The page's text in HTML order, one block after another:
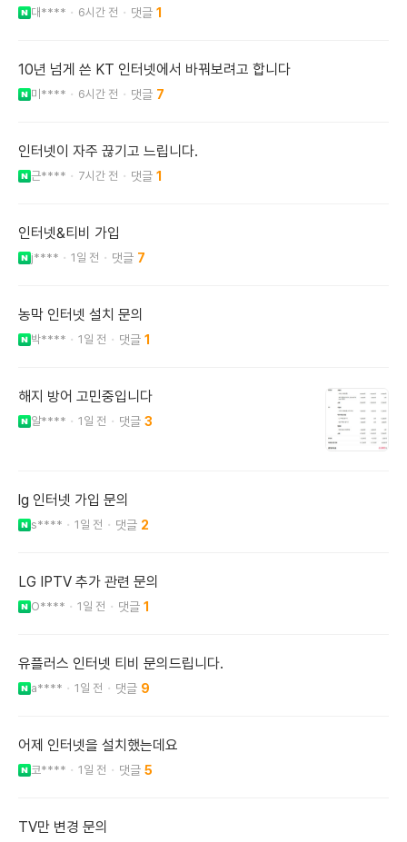
대**** 6시간 전 1
10년 넘게 쓴 KT 인터넷에서 바꿔보려고 합니다
미**** 6시간 전 7
인터넷이 자주 끊기고 느립니다.
근**** 7시간 전 1
인터넷&티비 가입
j**** 1일 전 7
농막 인터넷 설치 문의
박**** 1일 전 1
해지 방어 고민중입니다
알**** 1일 전 3
lg 인터넷 가입 문의
s**** 1일 전 2
LG IPTV 추가 관련 문의
O**** 1일 전 1
유플러스 인터넷 티비 문의드립니다.
a**** 1일 전 9
어제 인터넷을 설치했는데요
코**** 1일 전 5
TV만 변경 문의